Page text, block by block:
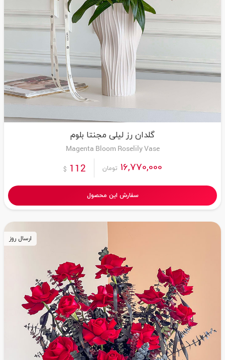
گلدان رز لیلی مجنتا بلوم
Magenta Bloom Roselily Vase
16,770,000 تومان 112
$
سفارش این محصول
ارسال روز